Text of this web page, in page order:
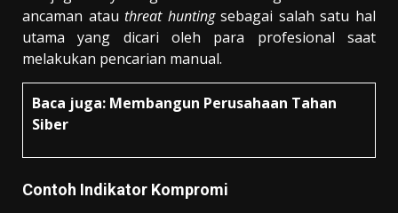
ancaman atauthreat huntingsebagai salah satu hal
utama yang dicari oleh para profesional saat
melakukan pencarian manual.
Baca juga: Membangun Perusahaan Tahan
Siber
Contoh Indikator Kompromi